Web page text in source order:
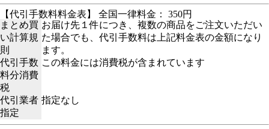
【代引手数料料金表】 全国一律料金： 350円
まとめ買
い計算規
則
お届け先１件につき、複数の商品をご注文いただい
た場合でも、代引手数料は上記料金表の金額になり
ます。
代引手数
料分消費
税
この料金には消費税が含まれています
代引業者
指定
指定なし